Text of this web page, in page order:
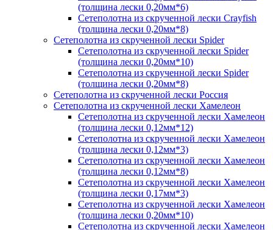
(толщина лески 0,20мм*6)
Сетеполотна из скрученной лески Crayfish
(толщина лески 0,20мм*8)
Сетеполотна из скрученной лески Spider
Сетеполотна из скрученной лески Spider
(толщина лески 0,20мм*10)
Сетеполотна из скрученной лески Spider
(толщина лески 0,20мм*8)
Сетеполотна из скрученной лески Россия
Сетеполотна из скрученной лески Хамелеон
Сетеполотна из скрученной лески Хамелеон
(толщина лески 0,12мм*12)
Сетеполотна из скрученной лески Хамелеон
(толщина лески 0,12мм*3)
Сетеполотна из скрученной лески Хамелеон
(толщина лески 0,12мм*8)
Сетеполотна из скрученной лески Хамелеон
(толщина лески 0,17мм*3)
Сетеполотна из скрученной лески Хамелеон
(толщина лески 0,20мм*10)
Сетеполотна из скрученной лески Хамелеон